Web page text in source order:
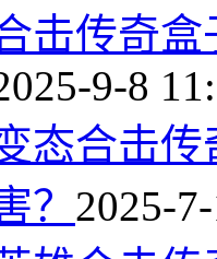
击传奇
9-8
态合击
？ 2025-